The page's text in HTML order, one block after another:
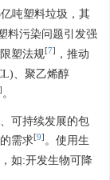
吨塑料垃圾，其
料污染问题引发强
塑法规[7]
，推动
、聚乙烯醇
] 。
可持续发展的包
需求[9] 。使用生
如:开发生物可降